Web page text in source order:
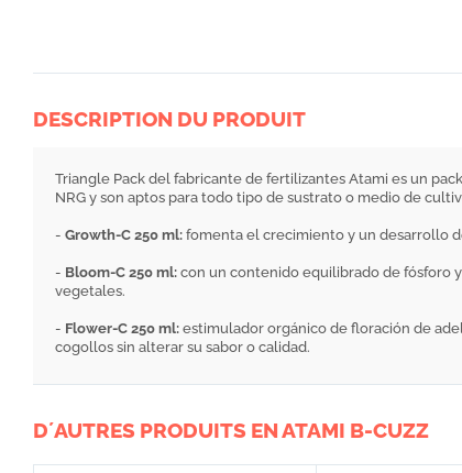
DESCRIPTION DU PRODUIT
Triangle Pack del fabricante de fertilizantes Atami es un
NRG y son aptos para todo tipo de sustrato o medio de
- Growth-C 250 ml: fomenta el crecimiento y un desarrollo
- Bloom-C 250 ml: con un contenido equilibrado de fósforo
vegetales.
- Flower-C 250 ml: estimulador orgánico de floración de
cogollos sin alterar su sabor o calidad.
D´AUTRES PRODUITS EN ATAMI B-CUZZ